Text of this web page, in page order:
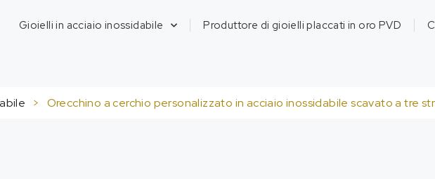
Gioielli in acciaio inossidabile Produttore di gioielli placcati in oro PVD
> Orecchino a cerchio personalizzato in acciaio inossidabile scavato a tre